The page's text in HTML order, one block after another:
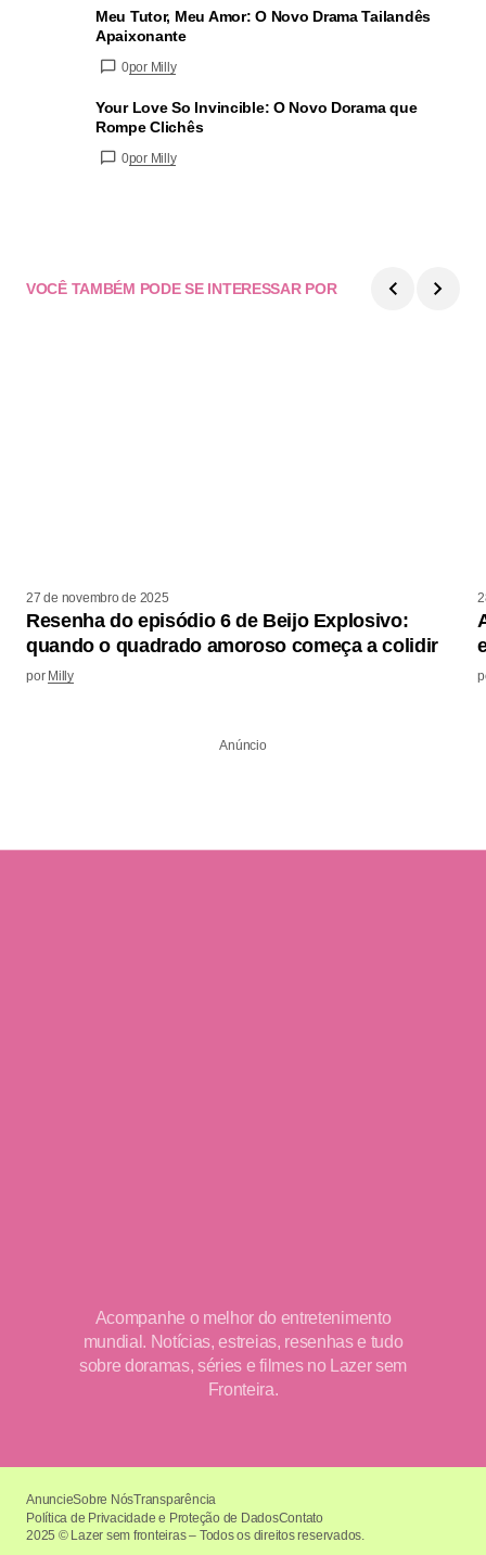
Meu Tutor, Meu Amor: O Novo Drama Tailandês
Apaixonante
0por Milly
Your Love So Invincible: O Novo Dorama que
Rompe Clichês
0por Milly
VOCÊ TAMBÉM PODE SE INTERESSAR POR
27 de novembro de 2025
Resenha do episódio 6 de Beijo Explosivo:
quando o quadrado amoroso começa a colidir
por Milly
Anúncio
Acompanhe o melhor do entretenimento
mundial. Notícias, estreias, resenhas e tudo
sobre doramas, séries e filmes no Lazer sem
Fronteira.
2025 © Lazer sem fronteiras – Todos os direitos reservados.
AnuncieSobre NósTransparência
Política de Privacidade e Proteção de DadosContato